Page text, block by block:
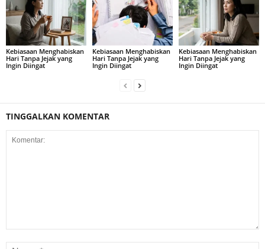
Kebiasaan Menghabiskan
Hari Tanpa Jejak yang
Ingin Diingat
Kebiasaan Menghabiskan
Hari Tanpa Jejak yang
Ingin Diingat
Kebiasaan Menghabiskan
Hari Tanpa Jejak yang
Ingin Diingat
TINGGALKAN KOMENTAR